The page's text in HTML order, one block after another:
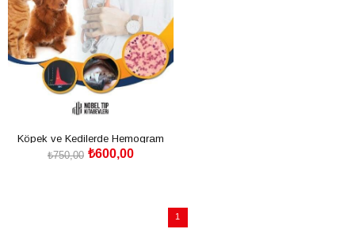
Köpek ve Kedilerde Hemogram
Klinisyen Yaklaşımı
₺600,00
₺750,00
1